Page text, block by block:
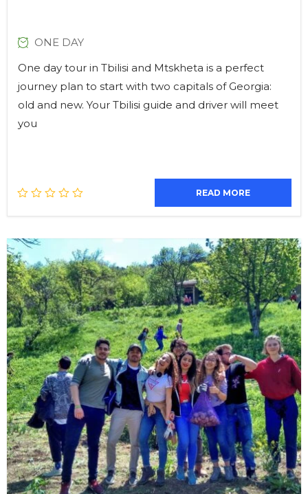
ONE DAY
One day tour in Tbilisi and Mtskheta is a perfect
journey plan to start with two capitals of Georgia:
old and new. Your Tbilisi guide and driver will meet
you
READ MORE